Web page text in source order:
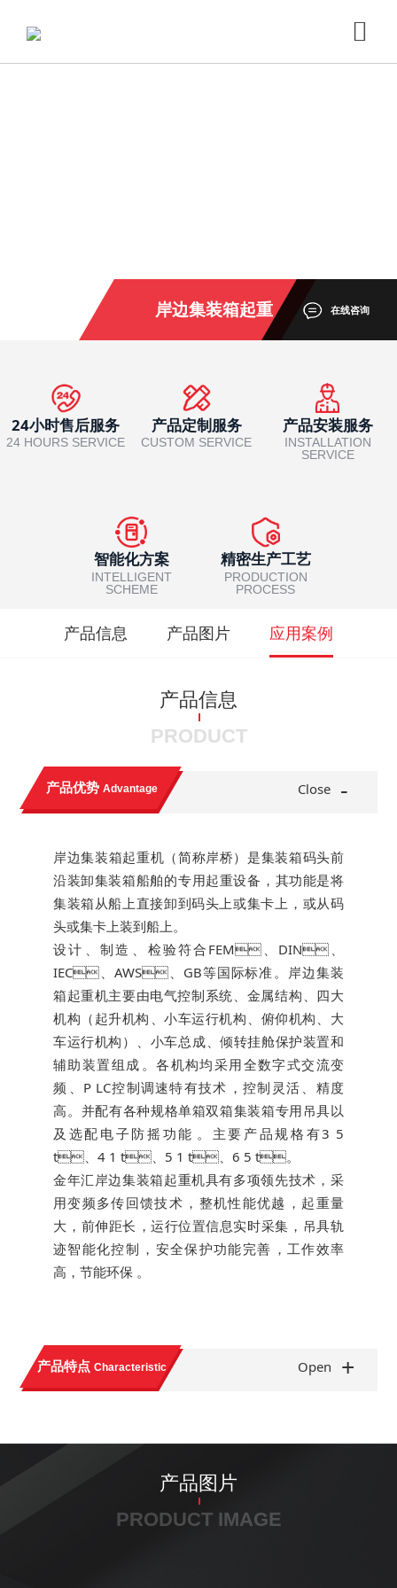
岸边集装箱起重 在线咨询
24小时售后服务
24 HOURS SERVICE
产品定制服务
CUSTOM SERVICE
产品安装服务
INSTALLATION
SERVICE
智能化方案
INTELLIGENT
SCHEME
精密生产工艺
PRODUCTION
PROCESS
产品信息 产品图片 应用案例
产品信息
PRODUCT
产品优势Advantage Close -
岸边集装箱起重机（简称岸桥）是集装箱码头前
沿装卸集装箱船舶的专用起重设备，其功能是将
集装箱从船上直接卸到码头上或集卡上，或从码
头或集卡上装到船上。
设计、制造、检验符合FEM、DIN、
IEC、AWS、GB等国际标准。岸边集装
箱起重机主要由电气控制系统、金属结构、四大
机构（起升机构、小车运行机构、俯仰机构、大
车运行机构）、小车总成、倾转挂舱保护装置和
辅助装置组成。各机构均采用全数字式交流变
频、P LC控制调速特有技术，控制灵活、精度
高。并配有各种规格单箱双箱集装箱专用吊具以
及选配电子防摇功能。主要产品规格有3 5
t、4 1 t、5 1 t、6 5 t。
金年汇岸边集装箱起重机具有多项领先技术，采
用变频多传回馈技术，整机性能优越，起重量
大，前伸距长，运行位置信息实时采集，吊具轨
迹智能化控制，安全保护功能完善，工作效率
高，节能环保 。
产品特点Characteristic Open +
产品图片
PRODUCT IMAGE